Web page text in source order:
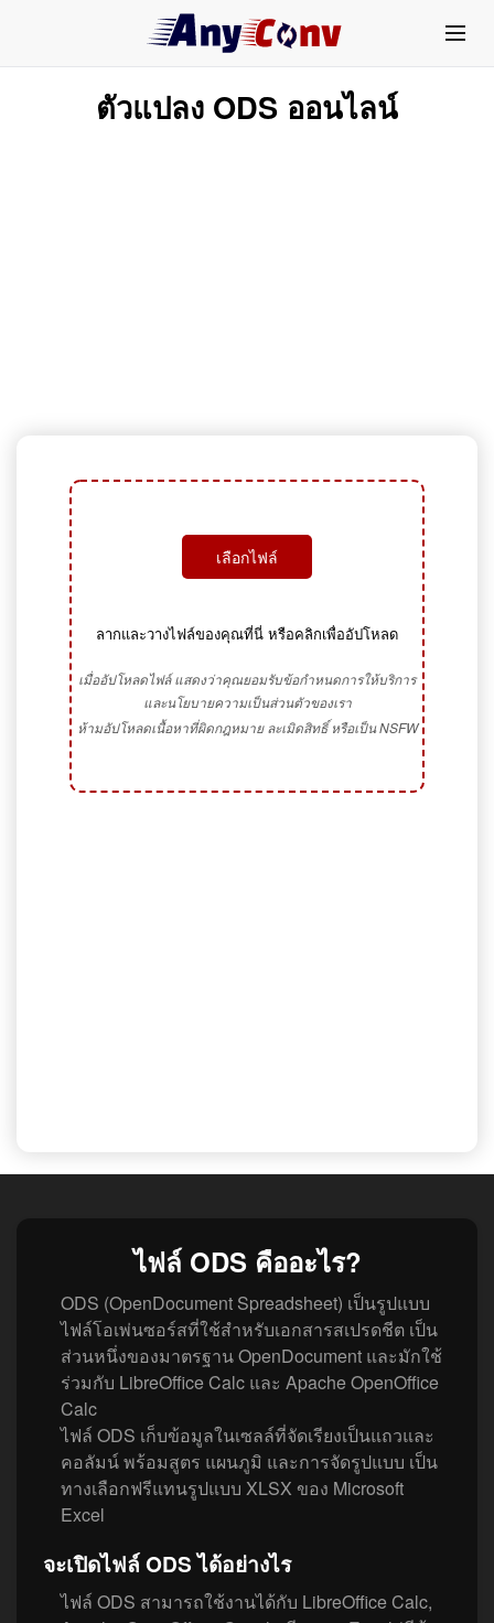
ตัวแปลง ODS ออนไลน์
เลือกไฟล์
ลากและวางไฟล์ของคุณที่นี่ หรือคลิกเพื่ออัปโหลด
เมื่ออัปโหลดไฟล์ แสดงว่าคุณยอมรับข้อกำหนดการให้บริการ
และนโยบายความเป็นส่วนตัวของเรา
ห้ามอัปโหลดเนื้อหาที่ผิดกฎหมาย ละเมิดสิทธิ์ หรือเป็น NSFW
ไฟล์ ODS คืออะไร?
ODS (OpenDocument Spreadsheet) เป็นรูปแบบ
ไฟล์โอเพ่นซอร์สที่ใช้สำหรับเอกสารสเปรดชีต เป็น
ส่วนหนึ่งของมาตรฐาน OpenDocument และมักใช้
ร่วมกับ LibreOffice Calc และ Apache OpenOffice
Calc
ไฟล์ ODS เก็บข้อมูลในเซลล์ที่จัดเรียงเป็นแถวและ
คอลัมน์ พร้อมสูตร แผนภูมิ และการจัดรูปแบบ เป็น
ทางเลือกฟรีแทนรูปแบบ XLSX ของ Microsoft
Excel
จะเปิดไฟล์ ODS ได้อย่างไร
ไฟล์ ODS สามารถใช้งานได้กับ LibreOffice Calc,